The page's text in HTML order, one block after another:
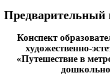
Предварительный
Конспект
художественно-
«Путешествие в